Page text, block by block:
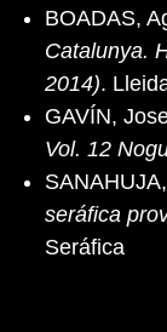
BOADAS,
Catalunya.
2014).
GAVÍN,
Vol. 12
seráfica
Seráfica